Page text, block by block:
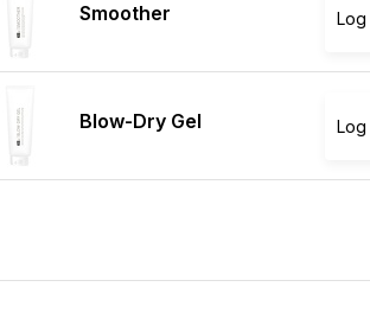
Smoother Log
Blow-Dry Gel Log